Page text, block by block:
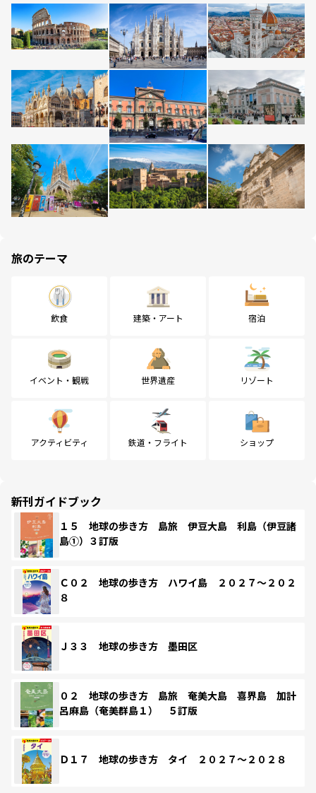
旅のテーマ
飲食 建築・アート 宿泊
イベント・観戦 世界遺産 リゾート
アクティビティ 鉄道・フライト ショップ
新刊ガイドブック
１５ 地球の歩き方 島旅 伊豆大島 利島（伊豆諸
島①）３訂版
Ｃ０２ 地球の歩き方 ハワイ島 ２０２７～２０２
８
Ｊ３３ 地球の歩き方 墨田区
０２ 地球の歩き方 島旅 奄美大島 喜界島 加計
呂麻島（奄美群島１） ５訂版
Ｄ１７ 地球の歩き方 タイ ２０２７～２０２８